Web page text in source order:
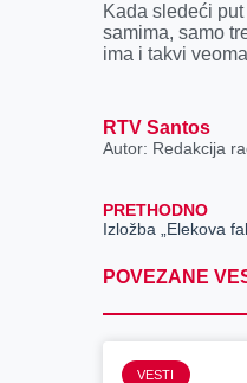
Kada sledeći
samima, samo
ima i takvi
RTV Santos
Autor: Redakcija
PRETHODNO
POVEZANE
VESTI